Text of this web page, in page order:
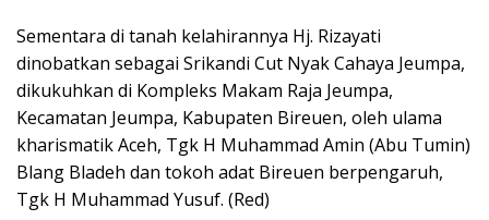
Sementara di tanah kelahirannya Hj. Rizayati
dinobatkan sebagai Srikandi Cut Nyak Cahaya Jeumpa,
dikukuhkan di Kompleks Makam Raja Jeumpa,
Kecamatan Jeumpa, Kabupaten Bireuen, oleh ulama
kharismatik Aceh, Tgk H Muhammad Amin (Abu Tumin)
Blang Bladeh dan tokoh adat Bireuen berpengaruh,
Tgk H Muhammad Yusuf. (Red)